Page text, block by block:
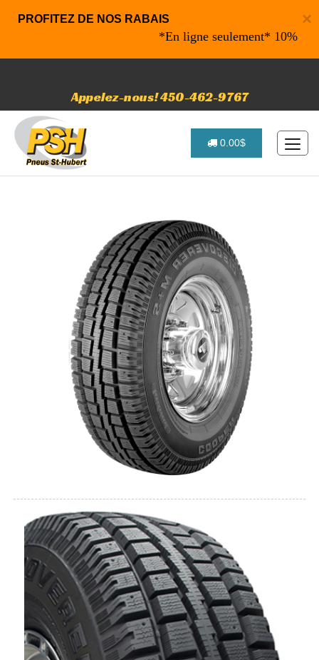
×
PROFITEZ DE NOS RABAIS
*En ligne seulement* 10% de
Appelez-nous! 450-462-9767
0.00$